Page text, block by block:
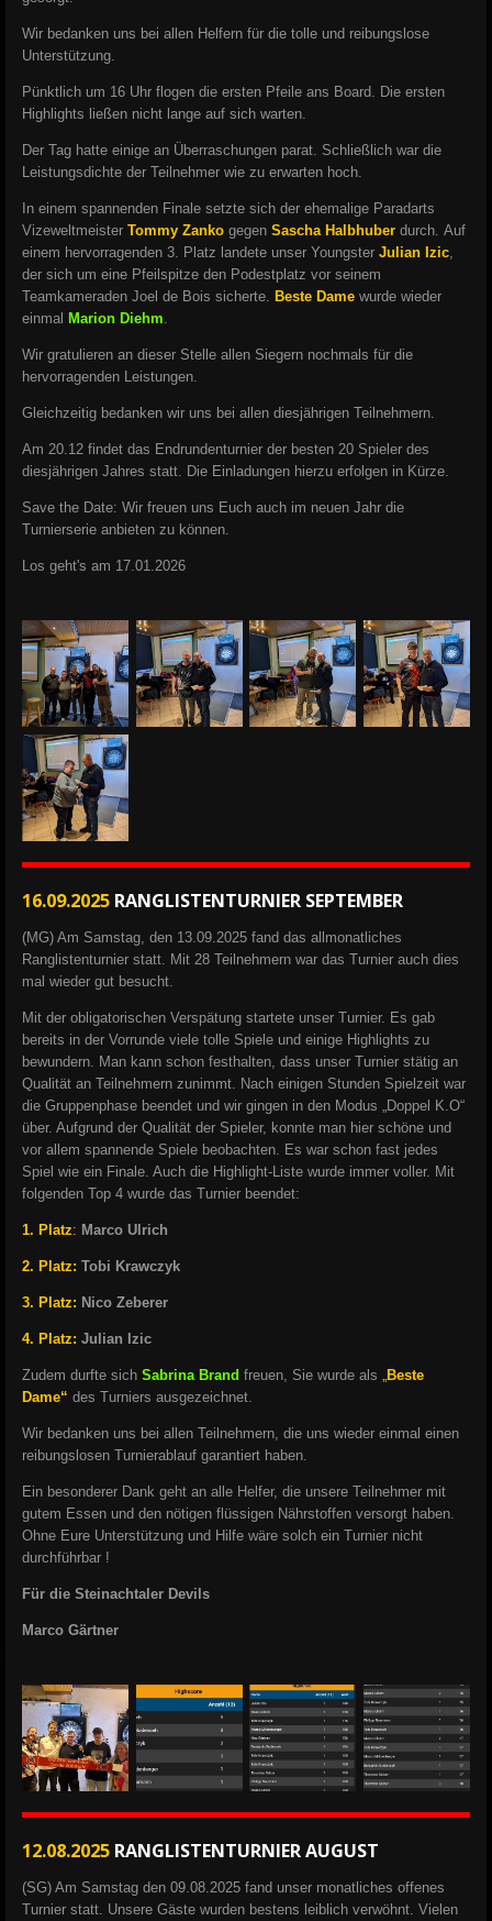
Wir bedanken uns bei allen Helfern für die tolle und reibungslose
Unterstützung.
Pünktlich um 16 Uhr flogen die ersten Pfeile ans Board. Die ersten
Highlights ließen nicht lange auf sich warten.
Der Tag hatte einige an Überraschungen parat. Schließlich war die
Leistungsdichte der Teilnehmer wie zu erwarten hoch.
In einem spannenden Finale setzte sich der ehemalige Paradarts
Vizeweltmeister Tommy Zanko gegen Sascha Halbhuber durch. Auf
einem hervorragenden 3. Platz landete unser Youngster Julian Izic
der sich um eine Pfeilspitze den Podestplatz vor seinem
Teamkameraden Joel de Bois sicherte.
Beste Dame wurde wieder
einmal Marion Diehm
Wir gratulieren an dieser Stelle allen Siegern nochmals für die
hervorragenden Leistungen.
Gleichzeitig bedanken wir uns bei allen diesjährigen Teilnehmern.
Am 20.12 findet das Endrundenturnier der besten 20 Spieler des
diesjährigen Jahres statt. Die Einladungen hierzu erfolgen in Kürze.
Save the Date: Wir freuen uns Euch auch im neuen Jahr die
Turnierserie anbieten zu können.
Los geht's am 17.01.2026
16.09.2025 RANGLISTENTURNIER SEPTEMBER
(MG) Am Samstag, den 13.09.2025 fand das allmonatliches
Ranglistenturnier statt. Mit 28 Teilnehmern war das Turnier auch dies
mal wieder gut besucht.
Mit der obligatorischen Verspätung startete unser Turnier. Es gab
bereits in der Vorrunde viele tolle Spiele und einige Highlights zu
bewundern. Man kann schon festhalten, dass unser Turnier stätig an
Qualität an Teilnehmern zunimmt. Nach einigen Stunden Spielzeit war
die Gruppenphase beendet und wir gingen in den Modus „Doppel K.O“
über. Aufgrund der Qualität der Spieler, konnte man hier schöne und
vor allem spannende Spiele beobachten. Es war schon fast jedes
Spiel wie ein Finale. Auch die Highlight-Liste wurde immer voller. Mit
folgenden Top 4 wurde das Turnier beendet:
1. Platz: Marco Ulrich
2. Platz: Tobi Krawczyk
3. Platz: Nico Zeberer
4. Platz: Julian Izic
Zudem durfte sich Sabrina Brand freuen, Sie wurde als Beste
Dame“ des Turniers ausgezeichnet.
Wir bedanken uns bei allen Teilnehmern, die uns wieder einmal einen
reibungslosen Turnierablauf garantiert haben.
Ein besonderer Dank geht an alle Helfer, die unsere Teilnehmer mit
gutem Essen und den nötigen flüssigen Nährstoffen versorgt haben.
Ohne Eure Unterstützung und Hilfe wäre solch ein Turnier nicht
durchführbar !
Für die Steinachtaler Devils
Marco Gärtner
12.08.2025 RANGLISTENTURNIER AUGUST
(SG) Am Samstag den 09.08.2025 fand unser monatliches offenes
Turnier statt. Unsere Gäste wurden bestens leiblich verwöhnt. Vielen